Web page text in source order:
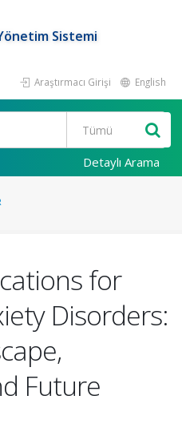
Sistemi
Araştırmacı Girişi English
Detaylı Arama
for
Disorders:
Future